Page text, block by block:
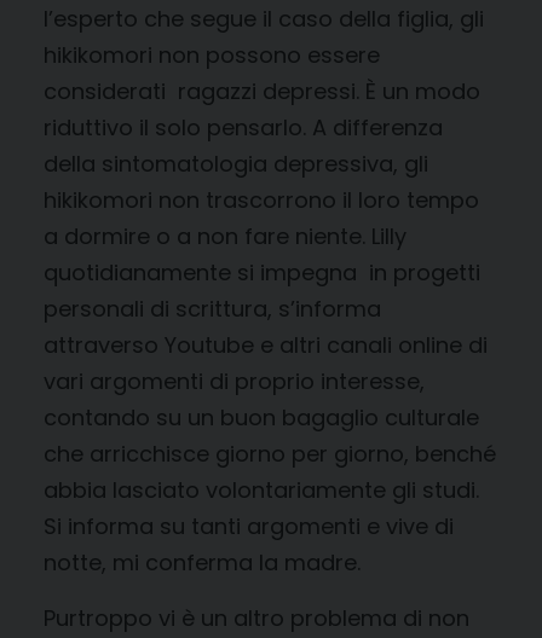
l’esperto che segue il caso della figlia, gli
hikikomori non possono essere
considerati ragazzi depressi. È un modo
riduttivo il solo pensarlo. A differenza
della sintomatologia depressiva, gli
hikikomori non trascorrono il loro tempo
a dormire o a non fare niente. Lilly
quotidianamente si impegna in progetti
personali di scrittura, s’informa
attraverso Youtube e altri canali online di
vari argomenti di proprio interesse,
contando su un buon bagaglio culturale
che arricchisce giorno per giorno, benché
abbia lasciato volontariamente gli studi.
Si informa su tanti argomenti e vive di
notte, mi conferma la madre.
Purtroppo vi è un altro problema di non